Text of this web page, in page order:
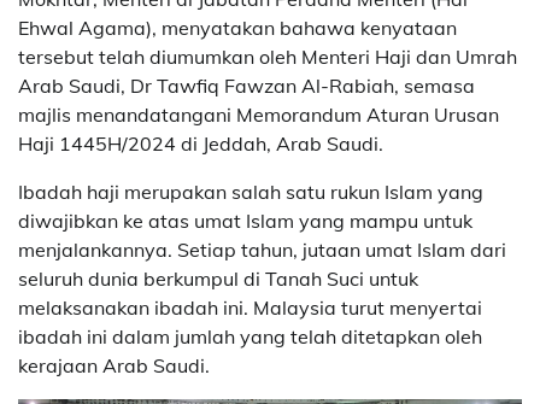
Ehwal Agama), menyatakan bahawa kenyataan
tersebut telah diumumkan oleh Menteri Haji dan Umrah
Arab Saudi, Dr Tawfiq Fawzan Al-Rabiah, semasa
majlis menandatangani Memorandum Aturan Urusan
Haji 1445H/2024 di Jeddah, Arab Saudi.
Ibadah haji merupakan salah satu rukun Islam yang
diwajibkan ke atas umat Islam yang mampu untuk
menjalankannya. Setiap tahun, jutaan umat Islam dari
seluruh dunia berkumpul di Tanah Suci untuk
melaksanakan ibadah ini. Malaysia turut menyertai
ibadah ini dalam jumlah yang telah ditetapkan oleh
kerajaan Arab Saudi.